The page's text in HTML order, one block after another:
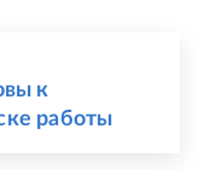
к
работы